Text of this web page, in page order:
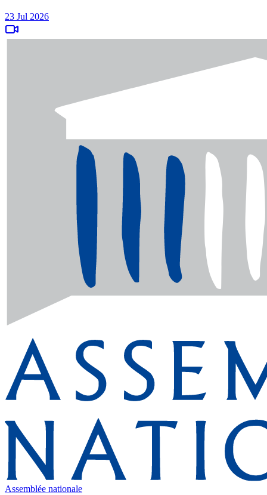
23 Jul 2026
Assemblée nationale